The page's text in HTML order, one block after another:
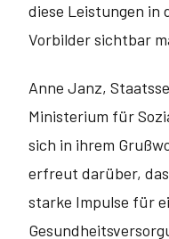
diese Leistungen in
Vorbilder sichtbar
Anne Janz,
Ministerium für
sich in ihrem
erfreut darüber,
starke Impulse für